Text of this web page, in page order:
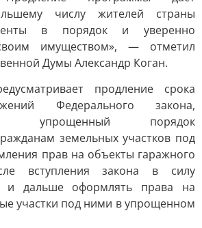
числу жителей страны
в порядок и уверенно
имуществом», — отметил
Думы Александр Коган.
продление срока
Федерального закона,
упрощенный порядок
земельных участков под
прав на объекты гаражного
вступления закона в силу
и дальше оформлять права на
участки под ними в упрощенном